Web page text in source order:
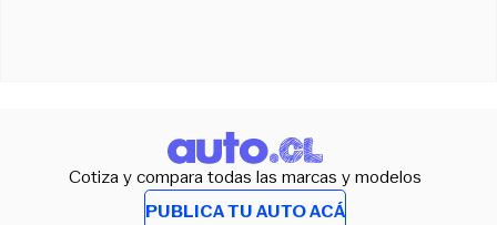
Cotiza y compara todas las marcas y modelos
PUBLICA TU AUTO ACÁ